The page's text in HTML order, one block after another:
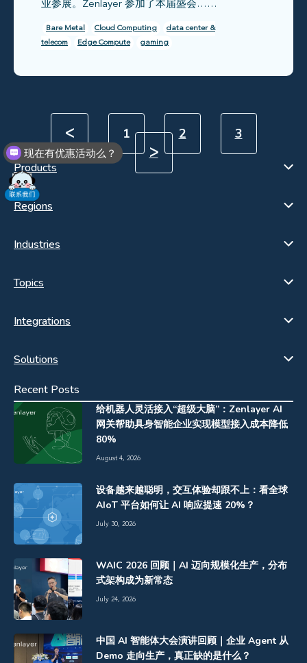
业参展。Zenlayer 参加了本届盛会……
Bare Metal Cloud Computing
data center &
telecom
Edge Compute gaming
ᐸ 1 2
3
ᐳ
Products
Regions
Industries
Topics
Integrations
Solutions
Recent Posts
给机器人灵活接入“超级大脑”：Zenlayer AI
网关帮助具身智能企业实现模型接入成本降低
80%
August 4, 2026
设备越来越聪明，交互体验却跟不上：看全球
AIoT 平台如何让 AI 响应提速 20%？
July 30, 2026
WAIC 2026 回顾｜AI 迈向规模化生产，分布
式架构成为新常态
July 24, 2026
中国 AI 智能体大会演讲回顾｜企业 Agent 从
Demo 走向生产，真正缺的是什么？
现在有优惠活动么？